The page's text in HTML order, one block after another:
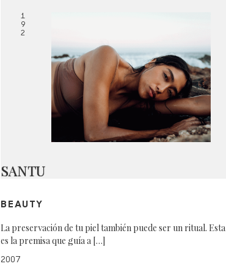
1
9
2
SANTU
BEAUTY
La preservación de tu piel también puede ser un ritual. Esta
es la premisa que guía a […]
2007